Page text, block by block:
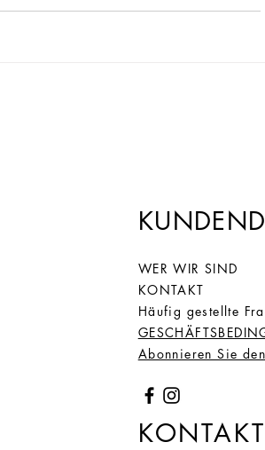
Landschaft gekennzeichnet
WER WIR SIND
KONTAKT
Häufig gestellte
Abonnieren Sie